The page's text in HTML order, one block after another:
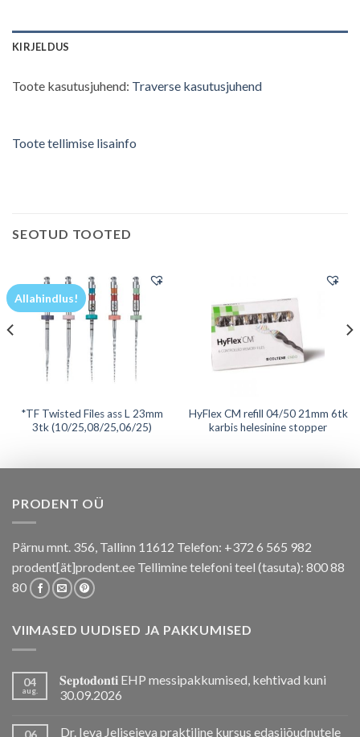
KIRJELDUS
Toote kasutusjuhend: Traverse kasutusjuhend
Toote tellimise lisainfo
SEOTUD TOOTED
Allahindlus!
*TF Twisted Files ass L 23mm
3tk (10/25,08/25,06/25)
HyFlex CM refill 04/50 21mm 6tk
karbis helesinine stopper
PRODENT OÜ
Pärnu mnt. 356, Tallinn 11612 Telefon: +372 6 565 982
prodent[ät]prodent.ee Tellimine telefoni teel (tasuta): 800 88
80
VIIMASED UUDISED JA PAKKUMISED
04
aug.
𝐒𝐞𝐩𝐭𝐨𝐝𝐨𝐧𝐭𝐢 EHP messipakkumised, kehtivad kuni
30.09.2026
06 Dr. Ieva Jelisejeva praktiline kursus edasijõudnutele